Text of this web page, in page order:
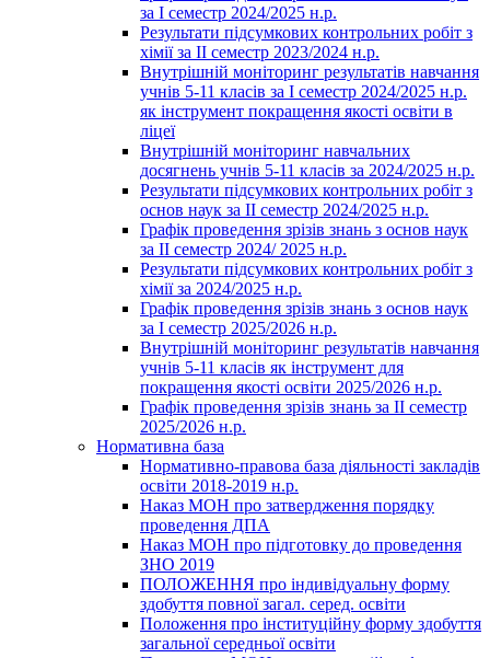
за І семестр 2024/2025 н.р.
Результати підсумкових контрольних робіт з
хімії за ІІ семестр 2023/2024 н.р.
Внутрішній моніторинг результатів навчання
учнів 5-11 класів за І семестр 2024/2025 н.р.
як інструмент покращення якості освіти в
ліцеї
Внутрішній моніторинг навчальних
досягнень учнів 5-11 класів за 2024/2025 н.р.
Результати підсумкових контрольних робіт з
основ наук за ІІ семестр 2024/2025 н.р.
Графік проведення зрізів знань з основ наук
за ІІ семестр 2024/ 2025 н.р.
Результати підсумкових контрольних робіт з
хімії за 2024/2025 н.р.
Графік проведення зрізів знань з основ наук
за І семестр 2025/2026 н.р.
Внутрішній моніторинг результатів навчання
учнів 5-11 класів як інструмент для
покращення якості освіти 2025/2026 н.р.
Графік проведення зрізів знань за ІІ семестр
2025/2026 н.р.
Нормативна база
Нормативно-правова база діяльності закладів
освіти 2018-2019 н.р.
Наказ МОН про затвердження порядку
проведення ДПА
Наказ МОН про підготовку до проведення
ЗНО 2019
ПОЛОЖЕННЯ про індивідуальну форму
здобуття повної загал. серед. освіти
Положення про інституційну форму здобуття
загальної середньої освіти